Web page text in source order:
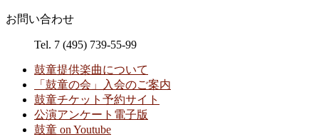
お問い合わせ
Tel. 7 (495) 739-55-99
鼓童提供楽曲について
「鼓童の会」入会のご案内
鼓童チケット予約サイト
公演アンケート電子版
鼓童 on Youtube